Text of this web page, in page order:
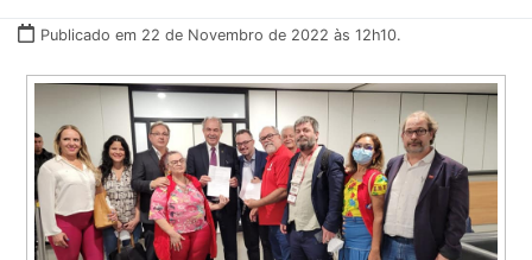
Publicado em 22 de Novembro de 2022 às 12h10.